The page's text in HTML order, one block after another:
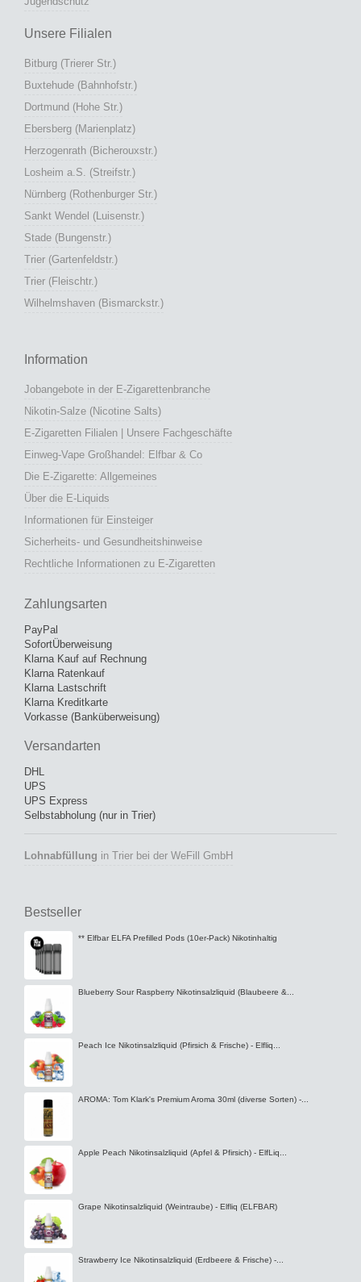
Unsere Filialen
Bitburg (Trierer Str.)
Buxtehude (Bahnhofstr.)
Dortmund (Hohe Str.)
Ebersberg (Marienplatz)
Herzogenrath (Bicherouxstr.)
Losheim a.S. (Streifstr.)
Nürnberg (Rothenburger Str.)
Sankt Wendel (Luisenstr.)
Stade (Bungenstr.)
Trier (Gartenfeldstr.)
Trier (Fleischtr.)
Wilhelmshaven (Bismarckstr.)
Information
Jobangebote in der E-Zigarettenbranche
Nikotin-Salze (Nicotine Salts)
E-Zigaretten Filialen | Unsere Fachgeschäfte
Einweg-Vape Großhandel: Elfbar & Co
Die E-Zigarette: Allgemeines
Über die E-Liquids
Informationen für Einsteiger
Sicherheits- und Gesundheitshinweise
Rechtliche Informationen zu E-Zigaretten
Zahlungsarten
PayPal
SofortÜberweisung
Klarna Kauf auf Rechnung
Klarna Ratenkauf
Klarna Lastschrift
Klarna Kreditkarte
Vorkasse (Banküberweisung)
Versandarten
DHL
UPS
UPS Express
Selbstabholung (nur in Trier)
Lohnabfüllung in Trier bei der WeFill GmbH
Bestseller
** Elfbar ELFA Prefilled Pods (10er-Pack) Nikotinhaltig
Blueberry Sour Raspberry Nikotinsalzliquid (Blaubeere &...
Peach Ice Nikotinsalzliquid (Pfirsich & Frische) - Elfliq...
AROMA: Tom Klark's Premium Aroma 30ml (diverse Sorten) -...
Apple Peach Nikotinsalzliquid (Apfel & Pfirsich) - ElfLiq...
Grape Nikotinsalzliquid (Weintraube) - Elfliq (ELFBAR)
Strawberry Ice Nikotinsalzliquid (Erdbeere & Frische) -...